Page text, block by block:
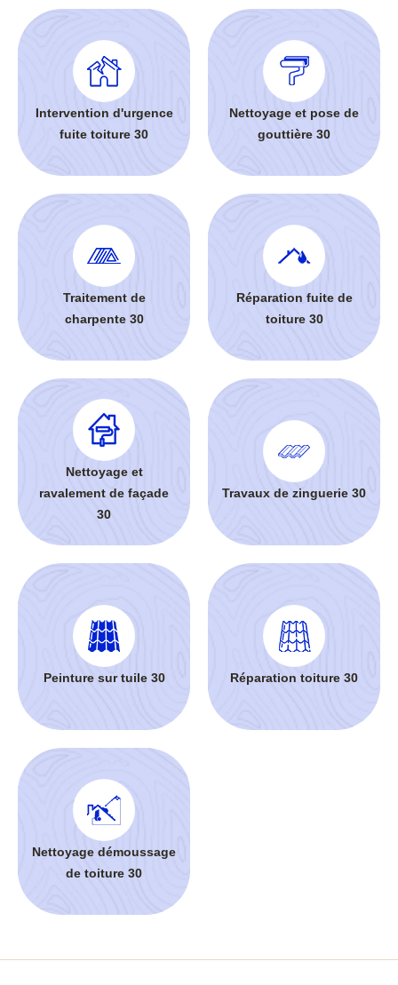
Intervention d'urgence
fuite toiture 30
Nettoyage et pose de
gouttière 30
Traitement de
charpente 30
Réparation fuite de
toiture 30
Nettoyage et
ravalement de façade
30
Travaux de zinguerie 30
Peinture sur tuile 30 Réparation toiture 30
Nettoyage démoussage
de toiture 30